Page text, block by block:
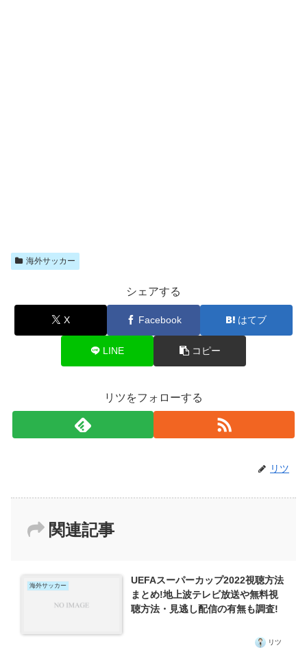
海外サッカー
シェアする
X Facebook はてブ
LINE コピー
リツをフォローする
リツ
関連記事
海外サッカー
UEFAスーパーカップ2022視聴方法
まとめ!地上波テレビ放送や無料視
聴方法・見逃し配信の有無も調査!
リツ